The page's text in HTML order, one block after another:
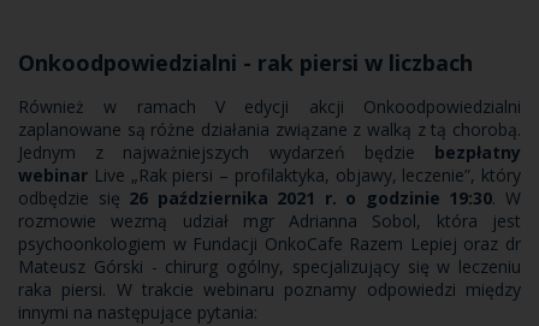
Onkoodpowiedzialni - rak piersi w liczbach
Również w ramach V edycji akcji Onkoodpowiedzialni
zaplanowane są różne działania związane z walką z tą chorobą.
Jednym z najważniejszych wydarzeń będzie bezpłatny
webinar Live „Rak piersi – profilaktyka, objawy, leczenie”, który
odbędzie się 26 października 2021 r. o godzinie 19:30. W
rozmowie wezmą udział mgr Adrianna Sobol, która jest
psychoonkologiem w Fundacji OnkoCafe Razem Lepiej oraz dr
Mateusz Górski - chirurg ogólny, specjalizujący się w leczeniu
raka piersi. W trakcie webinaru poznamy odpowiedzi między
innymi na następujące pytania: